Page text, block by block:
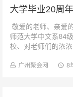
大学毕业20周
敬爱的老师、亲
师范大学中文系84
校、对老师们的浓
广州聚会网 8